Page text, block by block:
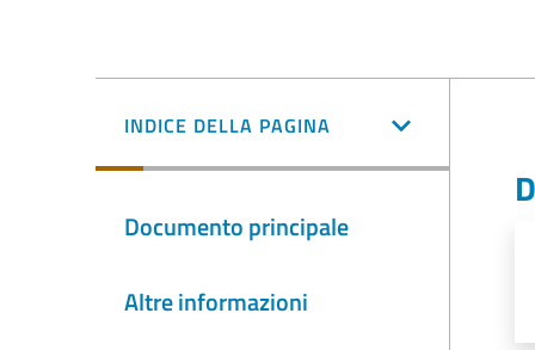
INDICE DELLA PAGINA
Documento principale
Altre informazioni